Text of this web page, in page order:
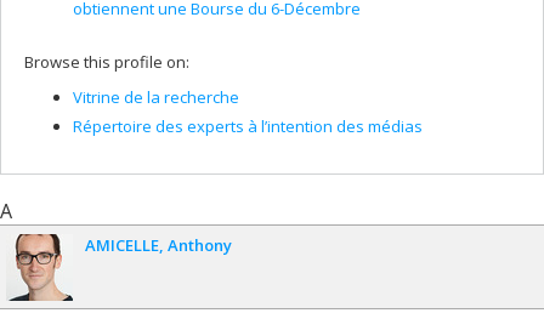
obtiennent une Bourse du 6-Décembre
Browse this profile on:
Vitrine de la recherche
Répertoire des experts à l’intention des médias
A
AMICELLE Anthony